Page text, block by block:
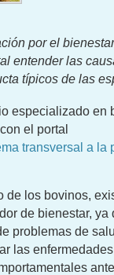
por el
entender las
típicos de las
especializado en
el portal
transversal a la
de los bovinos,
de bienestar, ya
problemas de
las